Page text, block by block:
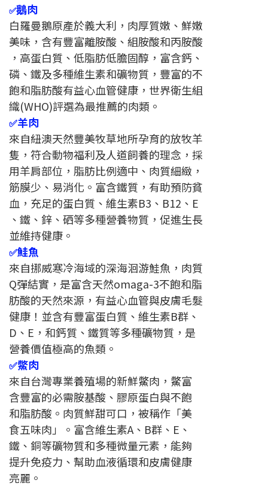
✅鵝肉
白羅曼鵝原產於義大利，肉厚質嫩、鮮嫩
美味，含有豐富離胺酸、組胺酸和丙胺酸
，高蛋白質、低脂肪低膽固醇，富含鈣、
磷、鐵及多種維生素和礦物質，豐富的不
飽和脂肪酸有益心血管健康，世界衛生組
織(WHO)評選為最推薦的肉類。
✅羊肉
來自紐澳天然豐美牧草地所孕育的放牧羊
隻，符合動物福利及人道飼養的理念，採
用羊肩部位，脂肪比例適中、肉質細緻，
筋膜少、易消化。富含鐵質，有助預防貧
血，充足的蛋白質、維生素B3、B12、E
、鐵、鋅、硒等多種營養物質，促進生長
並維持健康。
✅鮭魚
來自挪威寒冷海域的深海洄游鮭魚，肉質
Q彈結實，是富含天然omaga-3不飽和脂
肪酸的天然來源，有益心血管與皮膚毛髮
健康！並含有豐富蛋白質、維生素B群、
D、E，和鈣質、鐵質等多種礦物質，是
營養價值極高的魚類。
✅鱉肉
來自台灣專業養殖場的新鮮鱉肉，鱉富
含豐富的必需胺基酸、膠原蛋白與不飽
和脂肪酸。肉質鮮甜可口，被稱作「美
食五味肉」。富含維生素A、B群、E、
鐵、銅等礦物質和多種微量元素，能夠
提升免疫力、幫助血液循環和皮膚健康
亮麗。